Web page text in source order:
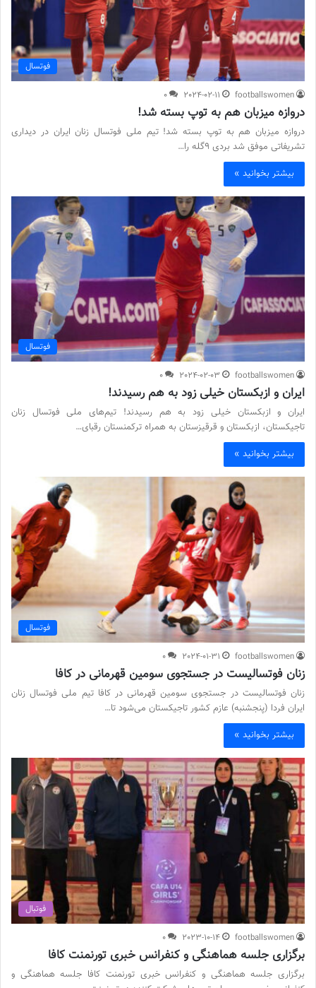
فوتسال
footballswomen
2024-02-11
0
دروازه میزبان هم به توپ بسته شد!
دروازه میزبان هم به توپ بسته شد! تیم ملی فوتسال زنان ایران در دیداری
تشریفاتی موفق شد بردی 9گله را…
بیشتر بخوانید »
فوتسال
footballswomen
2024-02-03
0
ایران و ازبکستان خیلی زود به هم رسیدند!
ایران و ازبکستان خیلی زود به هم رسیدند! تیم‌های ملی فوتسال زنان
تاجیکستان، ازبکستان و قرقیزستان به همراه ترکمنستان رقبای…
بیشتر بخوانید »
فوتسال
footballswomen
2024-01-31
0
زنان فوتسالیست در جستجوی سومین قهرمانی در کافا
زنان فوتسالیست در جستجوی سومین قهرمانی در کافا تیم ملی فوتسال زنان
ایران فردا (پنجشنبه) عازم کشور تاجیکستان می‌شود تا…
بیشتر بخوانید »
فوتبال
footballswomen
2023-10-14
0
برگزاری جلسه هماهنگی و کنفرانس خبری تورنمنت کافا
برگزاری جلسه هماهنگی و کنفرانس خبری تورنمنت کافا جلسه هماهنگی و